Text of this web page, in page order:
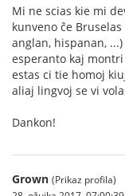
Mi ne scias kie mi
kunveno ĉe
anglan, hispanan,
esperanto kaj
estas ci tie homoj
aliaj lingvoj se vi
Dankon!
Grown (Prikaz profila)